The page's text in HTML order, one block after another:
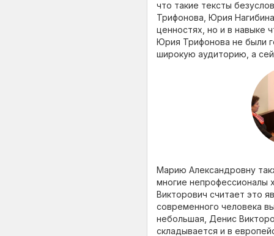
что такие тексты
Трифонова, Юрия
ценностях, но и в навыке
Юрия Трифонова не были
широкую аудиторию, а
Марию Александровну
многие непрофессионалы
Викторович считает это
современного человека
небольшая, Денис
складывается и в